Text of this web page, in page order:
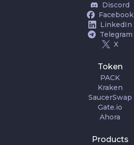
Discord
Facebook
LinkedIn
Telegram
X
Token
PACK
Kraken
SaucerSwap
Gate.io
Ahora
Products